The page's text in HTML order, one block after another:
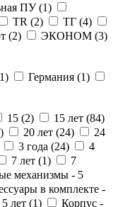
ПУ (1)
ТR (2) ТГ (4)
(2) ЭКОНОМ (3)
1) Германия (1)
15 (2) 15 лет (84)
) 20 лет (24)
24
3 года (24)
4
7 лет (1)
7
механизмы - 5
в комплекте -
лет (1) Корпус -